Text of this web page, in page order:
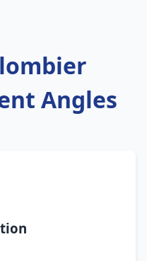
Angles